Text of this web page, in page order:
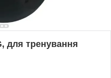
для тренування